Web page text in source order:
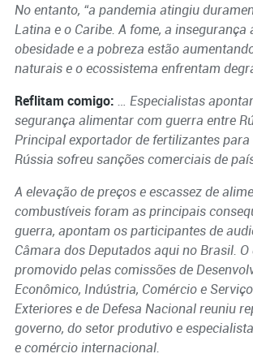
No entanto, “a pandemia atingiu
Latina e o Caribe. A fome, a insegurança
obesidade e a pobreza estão
naturais e o ecossistema enfrentam
Reflitam comigo: … Especialistas
segurança alimentar com guerra entre
Principal exportador de fertilizantes para
Rússia sofreu sanções comerciais de
A elevação de preços e escassez de
combustíveis foram as principais
guerra, apontam os participantes de
Câmara dos Deputados aqui no Brasil. O
promovido pelas comissões de
Econômico, Indústria, Comércio e
Exteriores e de Defesa Nacional reuniu
governo, do setor produtivo e
e comércio internacional.